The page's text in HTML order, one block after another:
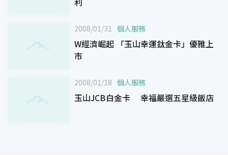
2008/01/31 個人服務
W經濟崛起 「玉山幸運鈦金卡」優雅上
市
2008/01/18 個人服務
玉山JCB白金卡 幸福嚴選五星級飯店